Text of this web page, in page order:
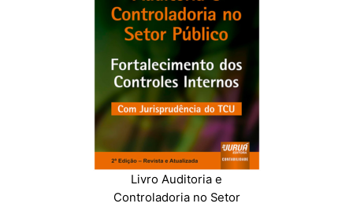
Livro Auditoria e
Controladoria no Setor